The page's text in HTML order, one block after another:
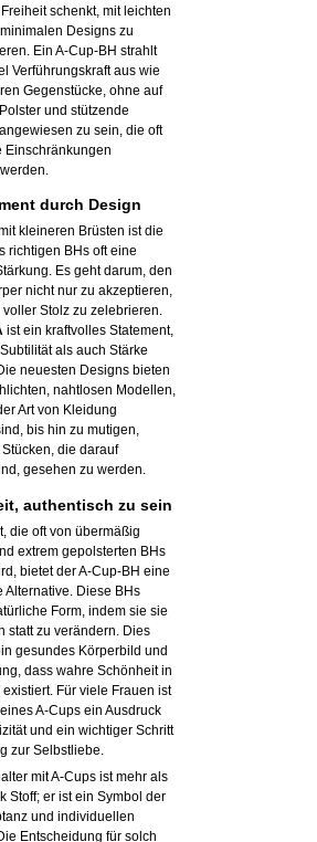
schenkt, mit leichten
Designs zu
Ein A-Cup-BH strahlt
Verführungskraft aus wie
Gegenstücke, ohne auf
und stützende
zu sein, die oft
Einschränkungen
durch Design
kleineren Brüsten ist die
richtigen BHs oft eine
Es geht darum, den
nicht nur zu akzeptieren,
Stolz zu zelebrieren.
ist ein kraftvolles Statement,
als auch Stärke
neuesten Designs bieten
nahtlosen Modellen,
Art von Kleidung
bis hin zu mutigen,
die darauf
gesehen zu werden.
authentisch zu sein
die oft von übermäßig
extrem gepolsterten BHs
bietet der A-Cup-BH eine
Alternative. Diese BHs
Form, indem sie sie
statt zu verändern. Dies
gesundes Körperbild und
dass wahre Schönheit in
Für viele Frauen ist
A-Cups ein Ausdruck
und ein wichtiger Schritt
zur Selbstliebe.
mit A-Cups ist mehr als
Stoff; er ist ein Symbol der
und individuellen
Entscheidung für solch